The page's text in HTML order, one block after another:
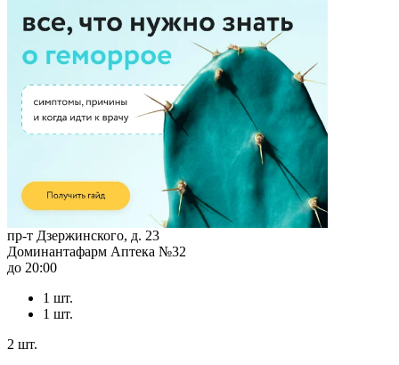
пр-т Дзержинского, д. 23
Доминантафарм Аптека №32
до 20:00
1 шт.
1 шт.
2 шт.